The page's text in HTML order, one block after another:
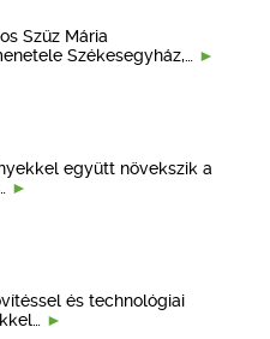
Szűz Mária
Székesegyház,…
együtt növekszik a
és technológiai